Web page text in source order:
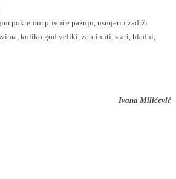
pokretom privuče pažnju, usmjeri i zadrži
koliko god veliki, zabrinuti, stari, hladni,
Ivana Milićević